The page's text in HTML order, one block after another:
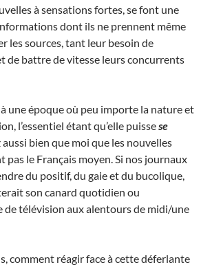
à sensations fortes, se font une
dont ils ne prennent même
les sources, tant leur besoin de
de battre de vitesse leurs concurrents
une époque où peu importe la nature et
l’essentiel étant qu’elle puissese
aussi bien que moi que les nouvelles
pas le Français moyen. Si nos journaux
du positif, du gaie et du bucolique,
son canard quotidien ou
de télévision aux alentours de midi/une
comment réagir face à cette déferlante